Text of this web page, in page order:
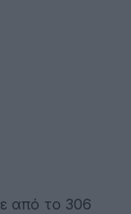
από το 306